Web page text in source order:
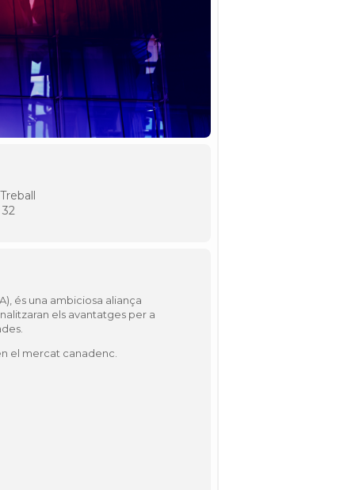
és una ambiciosa aliança
els avantatges per a
el mercat canadenc.